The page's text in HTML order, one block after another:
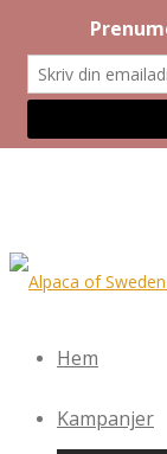
Hem
Kampanjer